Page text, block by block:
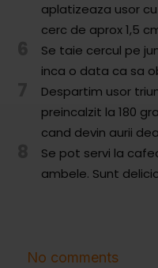
Adaugă o rețetă
Cum adăugăm o rețetă
Regulament de postare
CONCURS
aplatizeaza usor
cerc de aprox 1,5
Se taie cercul pe
inca o data ca sa
Despartim usor
preincalzit la 180
cand devin aurii
Se pot servi la
ambele. Sunt